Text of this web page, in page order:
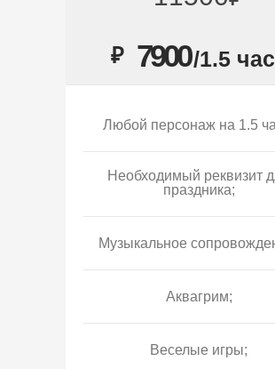
₽ 7900/1.5
Любой персонаж на 1.5
Необходимый реквизит
праздника;
Музыкальное
Аквагрим;
Веселые игры;